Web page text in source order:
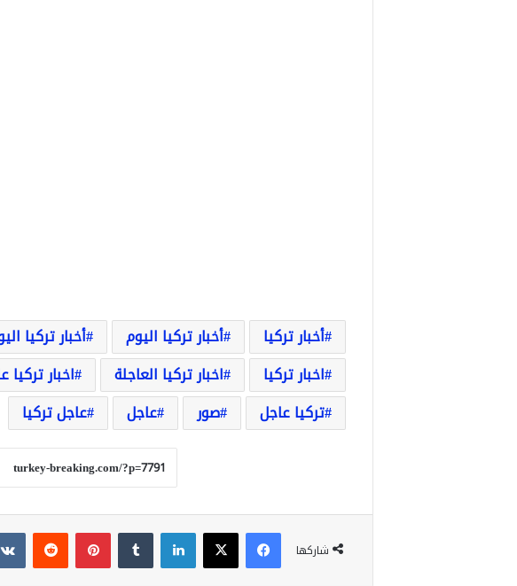
أخبار تركيا أخبار تركيا اليوم أخبار تركيا
اخبار تركيا
اخبار تركيا العاجلة اخبار تركيا
تركيا عاجل
صور عاجل عاجل تركيا
شاركها
فيسبوك‫X لينكدإن بينتيريست